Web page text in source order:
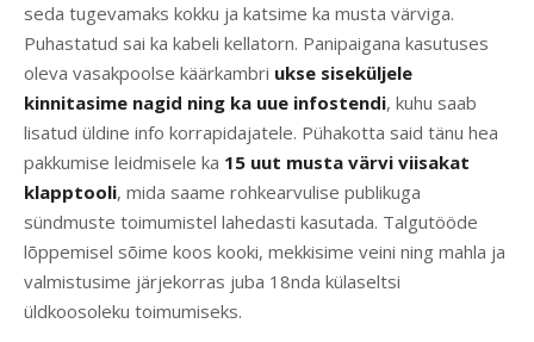
seda tugevamaks kokku ja katsime ka musta värviga.
Puhastatud sai ka kabeli kellatorn. Panipaigana kasutuses
oleva vasakpoolse käärkambri ukse siseküljele
kinnitasime nagid ning ka uue infostendi, kuhu saab
lisatud üldine info korrapidajatele. Pühakotta said tänu hea
pakkumise leidmisele ka 15 uut musta värvi viisakat
klapptooli, mida saame rohkearvulise publikuga
sündmuste toimumistel lahedasti kasutada. Talgutööde
lõppemisel sõime koos kooki, mekkisime veini ning mahla ja
valmistusime järjekorras juba 18nda külaseltsi
üldkoosoleku toimumiseks.